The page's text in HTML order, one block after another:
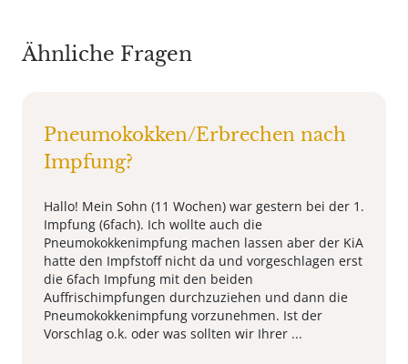
Ähnliche Fragen
Pneumokokken/Erbrechen nach
Impfung?
Hallo! Mein Sohn (11 Wochen) war gestern bei der 1.
Impfung (6fach). Ich wollte auch die
Pneumokokkenimpfung machen lassen aber der KiA
hatte den Impfstoff nicht da und vorgeschlagen erst
die 6fach Impfung mit den beiden
Auffrischimpfungen durchzuziehen und dann die
Pneumokokkenimpfung vorzunehmen. Ist der
Vorschlag o.k. oder was sollten wir Ihrer ...